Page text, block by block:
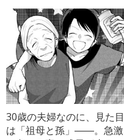
30歳の夫婦なのに、見た目
は「祖母と孫」――。急激